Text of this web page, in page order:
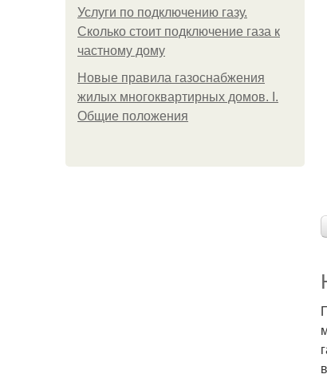
Услуги по подключению газу.
Сколько стоит подключение газа к
частному дому
Новые правила газоснабжения
жилых многоквартирных домов. I.
Общие положения